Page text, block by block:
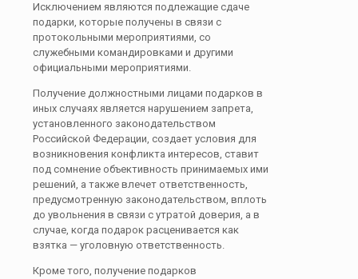
Исключением являются подлежащие сдаче
подарки, которые получены в связи с
протокольными мероприятиями, со
служебными командировками и другими
официальными мероприятиями.
Получение должностными лицами подарков в
иных случаях является нарушением запрета,
установленного законодательством
Российской Федерации, создает условия для
возникновения конфликта интересов, ставит
под сомнение объективность принимаемых ими
решений, а также влечет ответственность,
предусмотренную законодательством, вплоть
до увольнения в связи с утратой доверия, а в
случае, когда подарок расценивается как
взятка — уголовную ответственность.
Кроме того, получение подарков